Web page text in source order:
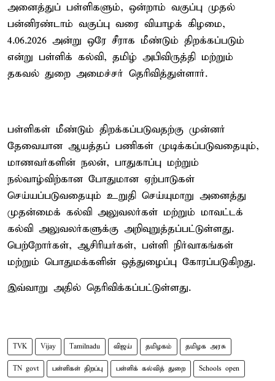
அனைத்துப் பள்ளிகளும், ஒன்றாம் வகுப்பு முதல்
பன்னிரண்டாம் வகுப்பு வரை வியாழக் கிழமை,
4.06.2026 அன்று ஒரே சீராக மீண்டும் திறக்கப்படும்
என்று பள்ளிக் கல்வி, தமிழ் அபிவிருத்தி மற்றும்
தகவல் துறை அமைச்சர் தெரிவித்துள்ளார்.
பள்ளிகள் மீண்டும் திறக்கப்படுவதற்கு முன்னர்
தேவையான ஆயத்தப் பணிகள் முடிக்கப்படுவதையும்,
மாணவர்களின் நலன், பாதுகாப்பு மற்றும்
நல்வாழ்விற்கான போதுமான ஏற்பாடுகள்
செய்யப்படுவதையும் உறுதி செய்யுமாறு அனைத்து
முதன்மைக் கல்வி அலுவலர்கள் மற்றும் மாவட்டக்
கல்வி அலுவலர்களுக்கு அறிவுறுத்தப்பட்டுள்ளது.
பெற்றோர்கள், ஆசிரியர்கள், பள்ளி நிர்வாகங்கள்
மற்றும் பொதுமக்களின் ஒத்துழைப்பு கோரப்படுகிறது.
இவ்வாறு அதில் தெரிவிக்கப்பட்டுள்ளது.
TVK Vijay Tamilnadu விஜய் தமிழகம் தமிழக அரசு
TN govt பள்ளிகள் திறப்பு பள்ளிக் கல்வித் துறை Schools open